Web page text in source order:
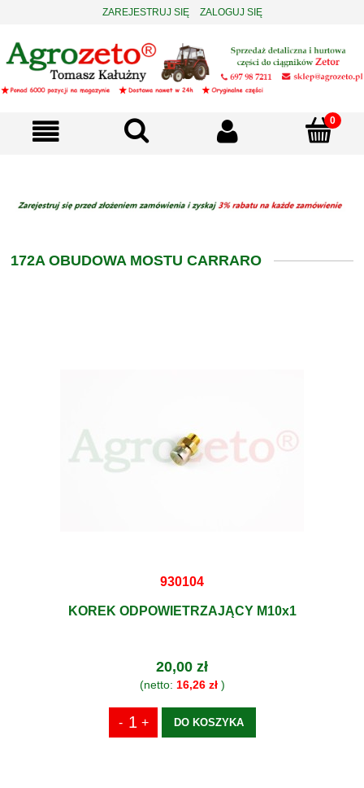
ZAREJESTRUJ SIĘ ZALOGUJ SIĘ
172A OBUDOWA MOSTU CARRARO
930104
KOREK ODPOWIETRZAJĄCY M10x1
20,00 zł
(netto: 16,26 zł)
DO KOSZYKA